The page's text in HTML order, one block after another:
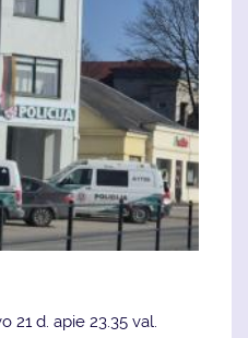
21 d. apie 23.35 val.